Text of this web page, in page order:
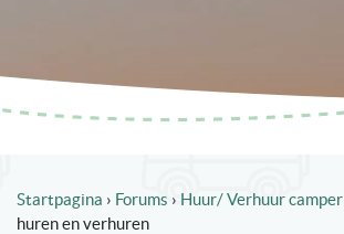
Startpagina › Forums › Huur/ Verhuur camper
huren en verhuren